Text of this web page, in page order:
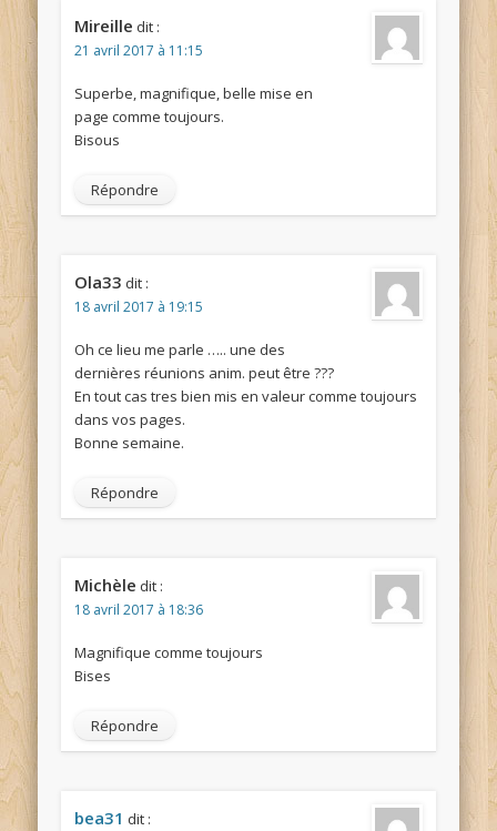
Mireille dit :
21 avril 2017 à 11:15
Superbe, magnifique, belle mise en
page comme toujours.
Bisous
Répondre
Ola33 dit :
18 avril 2017 à 19:15
Oh ce lieu me parle ….. une des
dernières réunions anim. peut être ???
En tout cas tres bien mis en valeur comme toujours
dans vos pages.
Bonne semaine.
Répondre
Michèle dit :
18 avril 2017 à 18:36
Magnifique comme toujours
Bises
Répondre
bea31 dit :